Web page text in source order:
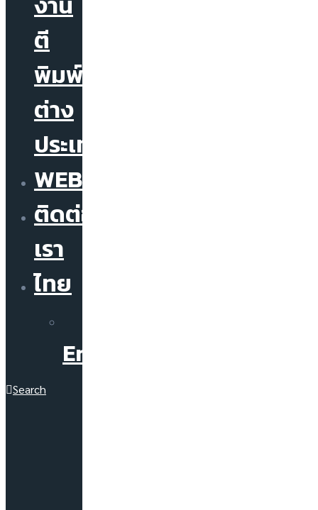
ตี
พิมพ์
ต่าง
ประเทศ
WEBINAR
ติดต่อ
เรา
ไทย
English
Search